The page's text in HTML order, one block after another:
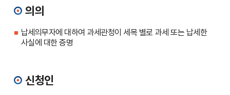
의의
납세의무자에 대하여 과세관청이 세목 별로 과세 또는 납세한
사실에 대한 증명
신청인